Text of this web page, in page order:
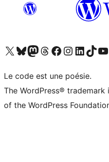
Visitez notre compte X (précédemment Twitter)
Visiter notre compte Bluesky
Visiter notre compte Mastodon
Visiter notre compte Threads
Consulter notre compte Facebook
Consulter notre compte
Consulter notre compte
Visiter notre
Le code est une poésie.
The WordPress®
of the WordPress